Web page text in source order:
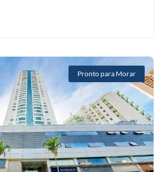
Pronto para Morar